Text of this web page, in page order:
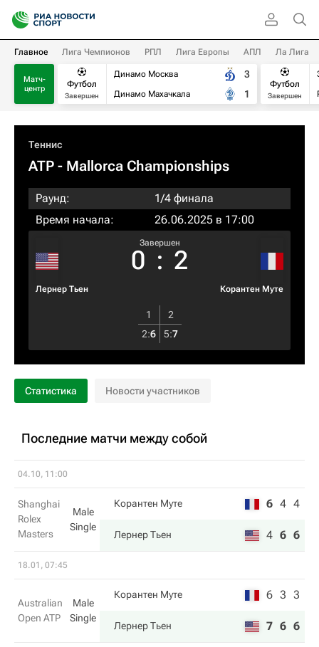
Главное Лига Чемпионов РПЛ Лига Европы АПЛ Ла Лига
Матч-
центр
Футбол
Завершен
Динамо Москва
Динамо Махачкала
3
1
Футбол
Завершен
Теннис
ATP - Mallorca Championships
Раунд:
1/4 финала
Время начала:
26.06.2025 в 17:00
Лернер Тьен
Завершен
0 : 2
Корантен Муте
1
2
2:6 5:7
Статистика Новости участников
Последние матчи между собой
04.10, 11:00
Shanghai
Rolex
Masters
Male
Single
Корантен Муте 6 4 4
Лернер Тьен 4 6 6
18.01, 07:45
Australian
Open ATP
Male
Single
Корантен Муте 6 3 3
Лернер Тьен 7 6 6